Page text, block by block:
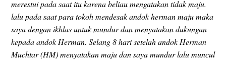
merestui pada saat itu karena beliau mengatakan tidak maju.
lalu pada saat para tokoh mendesak andok herman maju maka
saya dengan ikhlas untuk mundur dan menyatakan dukungan
kepada andok Herman. Selang 8 hari setelah andok Herman
Muchtar (HM) menyatakan maju dan saya mundur lalu muncul